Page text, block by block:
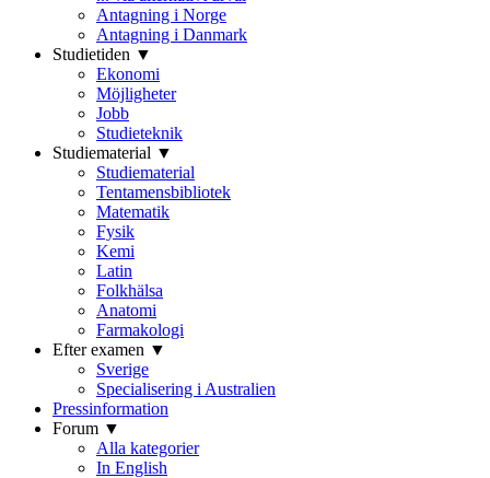
Antagning i Norge
Antagning i Danmark
Studietiden ▼
Ekonomi
Möjligheter
Jobb
Studieteknik
Studiematerial ▼
Studiematerial
Tentamensbibliotek
Matematik
Fysik
Kemi
Latin
Folkhälsa
Anatomi
Farmakologi
Efter examen ▼
Sverige
Specialisering i Australien
Pressinformation
Forum ▼
Alla kategorier
In English